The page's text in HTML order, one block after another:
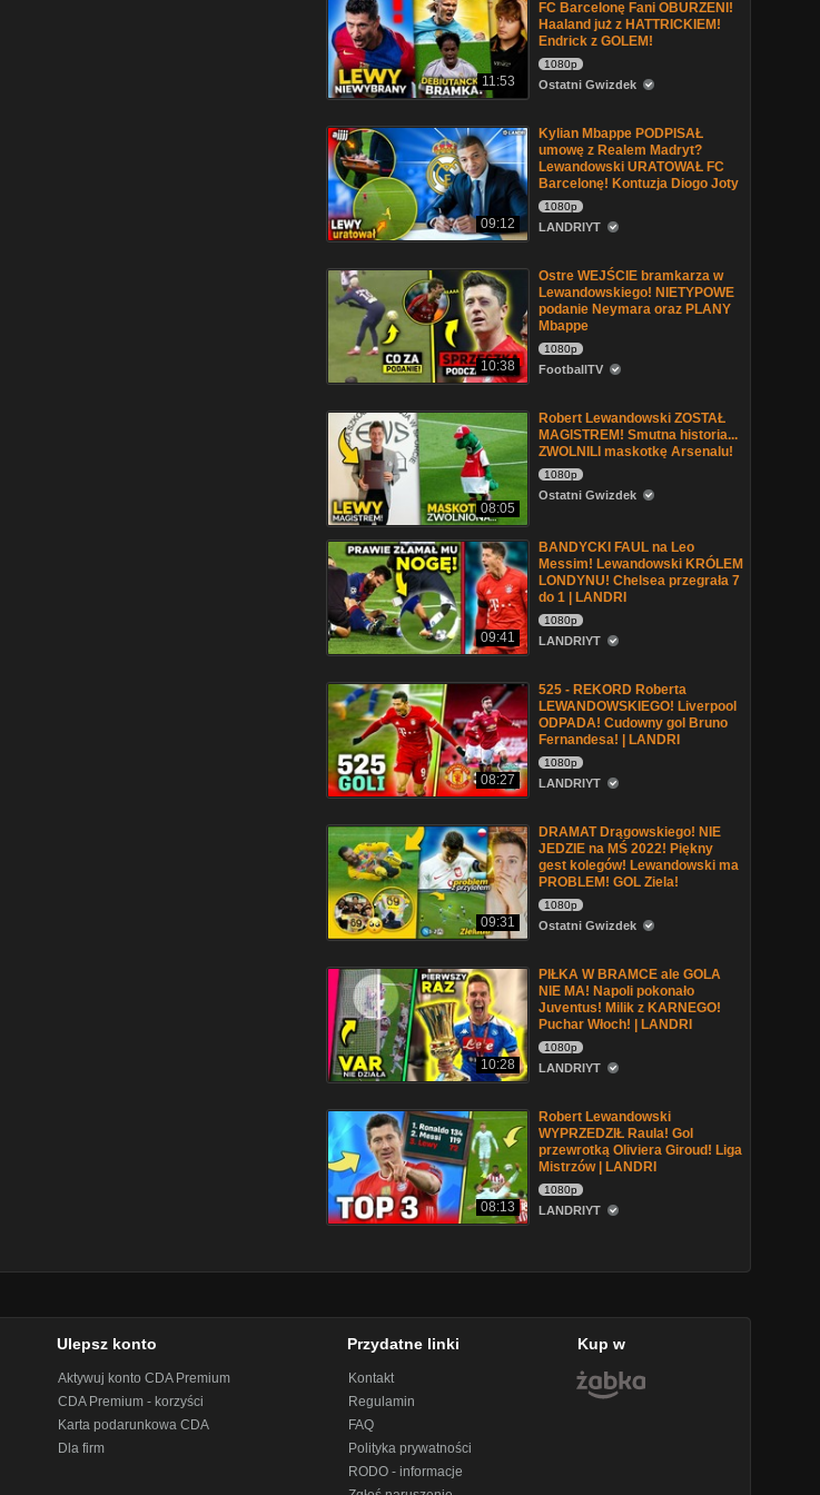
11:53
FC Barcelonę Fani OBURZENI!
Haaland już z HATTRICKIEM!
Endrick z GOLEM!
1080p
Ostatni Gwizdek
09:12
Kylian Mbappe PODPISAŁ
umowę z Realem Madryt?
Lewandowski URATOWAŁ FC
Barcelonę! Kontuzja Diogo Joty
1080p
LANDRIYT
10:38
Ostre WEJŚCIE bramkarza w
Lewandowskiego! NIETYPOWE
podanie Neymara oraz PLANY
Mbappe
1080p
FootballTV
08:05
Robert Lewandowski ZOSTAŁ
MAGISTREM! Smutna historia...
ZWOLNILI maskotkę Arsenalu!
1080p
Ostatni Gwizdek
09:41
BANDYCKI FAUL na Leo
Messim! Lewandowski KRÓLEM
LONDYNU! Chelsea przegrała 7
do 1 | LANDRI
1080p
LANDRIYT
08:27
525 - REKORD Roberta
LEWANDOWSKIEGO! Liverpool
ODPADA! Cudowny gol Bruno
Fernandesa! | LANDRI
1080p
LANDRIYT
09:31
DRAMAT Drągowskiego! NIE
JEDZIE na MŚ 2022! Piękny
gest kolegów! Lewandowski ma
PROBLEM! GOL Ziela!
1080p
Ostatni Gwizdek
10:28
PIŁKA W BRAMCE ale GOLA
NIE MA! Napoli pokonało
Juventus! Milik z KARNEGO!
Puchar Włoch! | LANDRI
1080p
LANDRIYT
08:13
Robert Lewandowski
WYPRZEDZIŁ Raula! Gol
przewrotką Oliviera Giroud! Liga
Mistrzów | LANDRI
1080p
LANDRIYT
Ulepsz konto
Aktywuj konto CDA Premium
CDA Premium - korzyści
Karta podarunkowa CDA
Dla firm
Przydatne linki
Kontakt
Regulamin
FAQ
Polityka prywatności
RODO - informacje
Kup w